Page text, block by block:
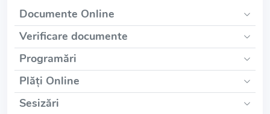
Documente Online
Verificare documente
Programări
Plăți Online
Sesizări